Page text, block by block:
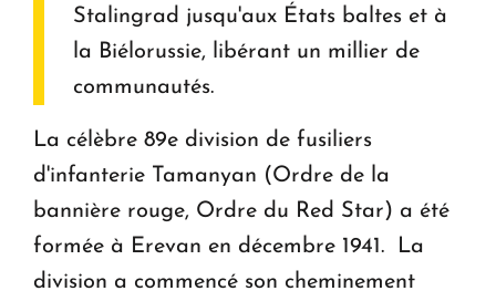
Stalingrad jusqu'aux États baltes et à
la Biélorussie, libérant un millier de
communautés.
La célèbre 89e division de fusiliers
d'infanterie Tamanyan (Ordre de la
bannière rouge, Ordre du Red Star) a été
formée à Erevan en décembre 1941. La
division a commencé son cheminement